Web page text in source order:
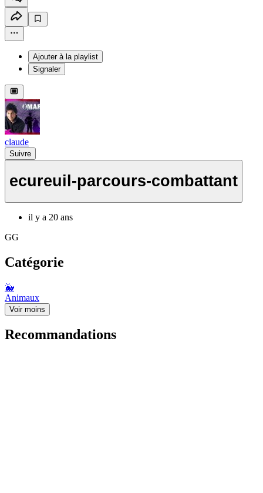
Ajouter à la playlist
Signaler
claude
Suivre
ecureuil-parcours-combattant
il y a 20 ans
GG
Catégorie
🐳
Animaux
Voir moins
Recommandations